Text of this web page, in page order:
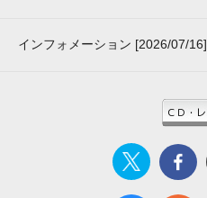
インフォメーション [2026/07/16]